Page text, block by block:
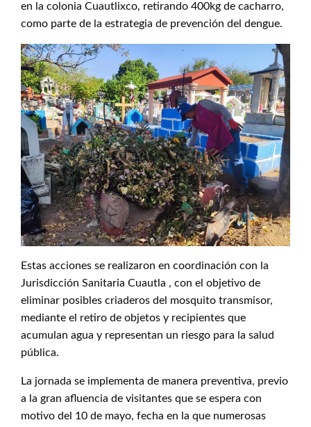
en la colonia Cuautlixco, retirando 400kg de cacharro,
como parte de la estrategia de prevención del dengue.
Estas acciones se realizaron en coordinación con la
Jurisdicción Sanitaria Cuautla , con el objetivo de
eliminar posibles criaderos del mosquito transmisor,
mediante el retiro de objetos y recipientes que
acumulan agua y representan un riesgo para la salud
pública.
La jornada se implementa de manera preventiva, previo
a la gran afluencia de visitantes que se espera con
motivo del 10 de mayo, fecha en la que numerosas